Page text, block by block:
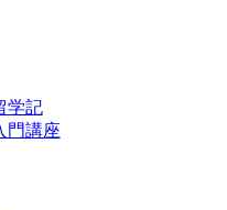
学記
門講座